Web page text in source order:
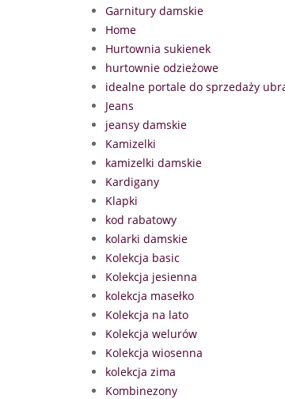
Garnitury damskie
Home
Hurtownia sukienek
hurtownie odzieżowe
idealne portale do sprzedaży
Jeans
jeansy damskie
Kamizelki
kamizelki damskie
Kardigany
Klapki
kod rabatowy
kolarki damskie
Kolekcja basic
Kolekcja jesienna
kolekcja masełko
Kolekcja na lato
Kolekcja welurów
Kolekcja wiosenna
kolekcja zima
Kombinezony